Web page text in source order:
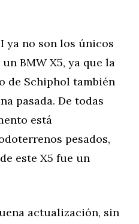
ya no son los únicos
BMW X5, ya que la
de Schiphol también
pasada. De todas
está
pesados,
este X5 fue un
actualización, sin